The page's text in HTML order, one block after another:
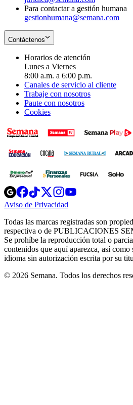
Para contactar a gestión humana
gestionhumana@semana.com
Contáctenos
Horarios de atención
Lunes a Viernes
8:00 a.m. a 6:00 p.m.
Canales de servicio al cliente
Trabaje con nosotros
Paute con nosotros
Cookies
Opens
in
new
Opens
in
new
Opens
in
new
window
Opens
new
windowwindow
Aviso de Privacidad
new
window
Todas las marcas registradas son
respectiva o de PUBLICACIONES
Se prohíbe la reproducción total o
contenidos que aquí aparezca, así
idioma sin autorización escrita por su
© 2026 Semana. Todos los derechos